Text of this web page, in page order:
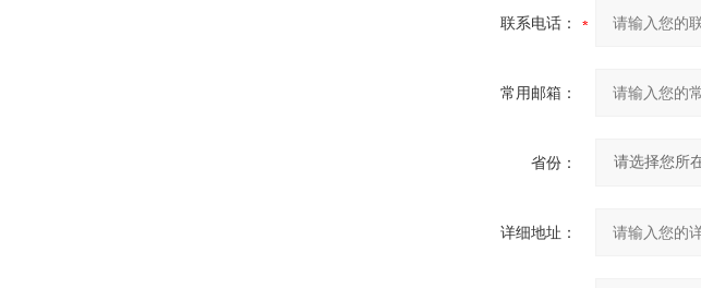
联系电话：
常用邮箱：
省份：
详细地址：